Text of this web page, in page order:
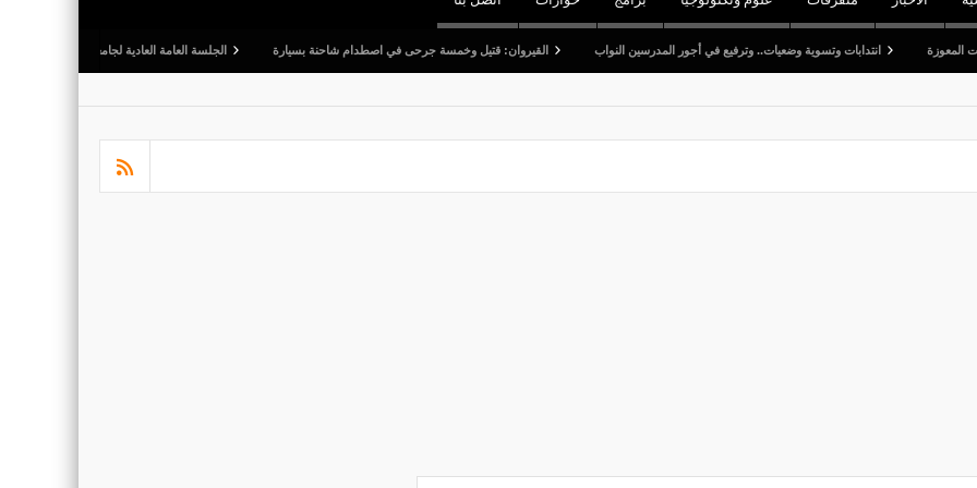
انتدابات وتسوية وضعيات.. وترفيع في أجور المدرسين النواب القيروان: قتيل وخمسة جرحى في اصطدام شاحنة بسيارة الجلسة العامة العادية لجامعة كرة القدم: المصادقة على